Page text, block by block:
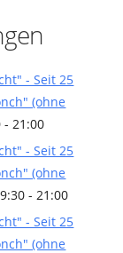
- Seit 25
(ohne
- 21:00
- Seit 25
(ohne
- 21:00
- Seit 25
(ohne